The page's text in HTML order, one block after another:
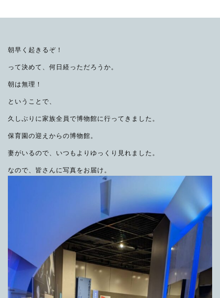
朝早く起きるぞ！
って決めて、何日経っただろうか。
朝は無理！
ということで、
久しぶりに家族全員で博物館に行ってきました。
保育園の迎えからの博物館。
妻がいるので、いつもよりゆっくり見れました。
なので、皆さんに写真をお届け。
バッグ
【Italy】
アパレル・ステッカー
並び順
その他